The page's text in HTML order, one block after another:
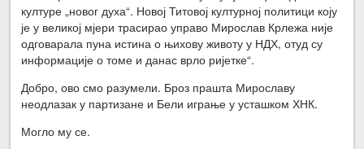
културе „новог духа“. Новој Титовој културној политици коју
је у великој мјери трасирао управо Мирослав Крлежа није
одговарала пуна истина о њихову животу у НДХ, отуд су
информације о томе и данас врло ријетке“.
Добро, ово смо разумели. Броз прашта Мирославу
неодлазак у партизане и Бели играње у усташком ХНК.
Могло му се.